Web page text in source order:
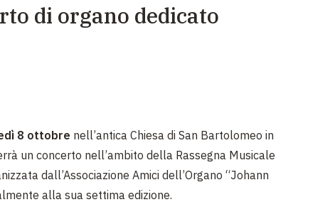
di organo dedicato
8 ottobre nell’antica Chiesa di San Bartolomeo in
un concerto nell’ambito della Rassegna Musicale
dall’Associazione Amici dell’Organo “Johann
alla sua settima edizione.